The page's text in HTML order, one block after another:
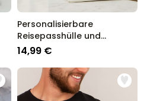
Personalisierbare
Reisepasshülle und
Koffertag mit Text
14,99 €